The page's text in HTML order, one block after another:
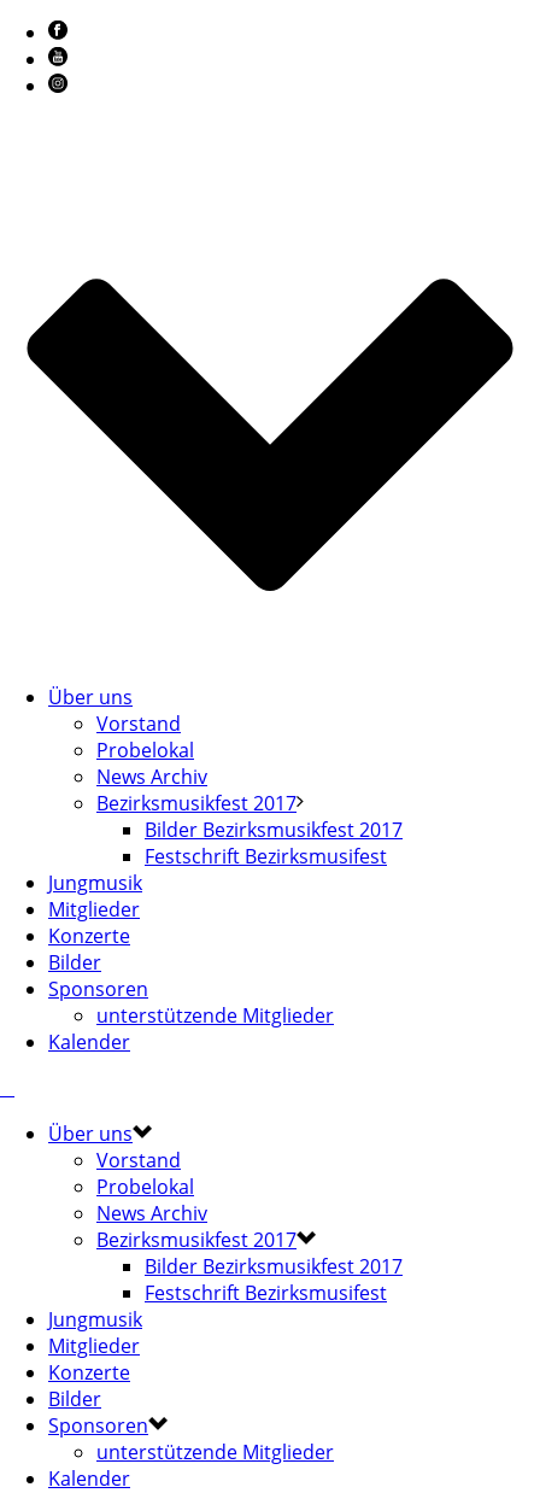
Über uns
Vorstand
Probelokal
News Archiv
Bezirksmusikfest 2017
Bilder Bezirksmusikfest 2017
Festschrift Bezirksmusifest
Jungmusik
Mitglieder
Konzerte
Bilder
Sponsoren
unterstützende Mitglieder
Kalender
Über uns
Vorstand
Probelokal
News Archiv
Bezirksmusikfest 2017
Bilder Bezirksmusikfest 2017
Festschrift Bezirksmusifest
Jungmusik
Mitglieder
Konzerte
Bilder
Sponsoren
unterstützende Mitglieder
Kalender